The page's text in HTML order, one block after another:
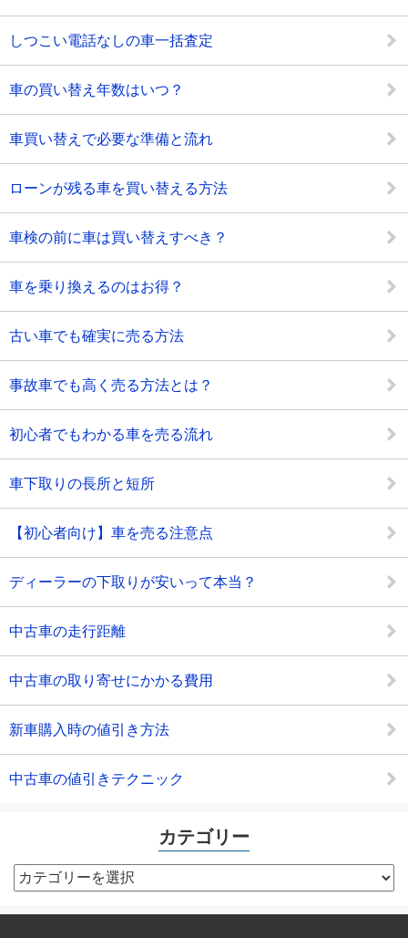
しつこい電話なしの車一括査定
車の買い替え年数はいつ？
車買い替えで必要な準備と流れ
ローンが残る車を買い替える方法
車検の前に車は買い替えすべき？
車を乗り換えるのはお得？
古い車でも確実に売る方法
事故車でも高く売る方法とは？
初心者でもわかる車を売る流れ
車下取りの長所と短所
【初心者向け】車を売る注意点
ディーラーの下取りが安いって本当？
中古車の走行距離
中古車の取り寄せにかかる費用
新車購入時の値引き方法
中古車の値引きテクニック
カテゴリー
カ
テ
ゴ